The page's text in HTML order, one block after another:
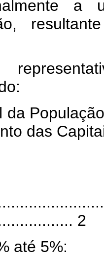
a
da
das
2
até 5%: